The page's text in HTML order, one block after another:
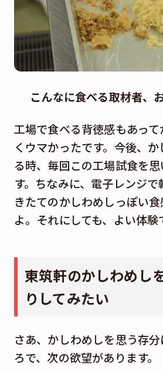
こんなに食べる取材者、
工場で食べる背徳感もあっ
くウマかったです。今後、
る時、毎回この工場試食を
す。ちなみに、電子レンジ
きたてのかしわめしっぽい
よ。それにしても、よい体験
東筑軒のかしわめし
りしてみたい
さあ、かしわめしを思う存
ろで、次の欲望があります。